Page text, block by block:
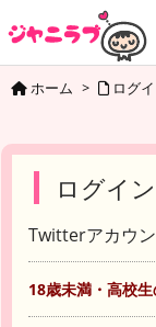
ホーム > ログ
ログイン
Twitterアカウ
18歳未満・高校生